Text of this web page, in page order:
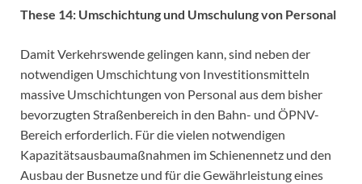
These 14: Umschichtung und Umschulung von Personal
Damit Verkehrswende gelingen kann, sind neben der
notwendigen Umschichtung von Investitionsmitteln
massive Umschichtungen von Personal aus dem bisher
bevorzugten Straßenbereich in den Bahn- und ÖPNV-
Bereich erforderlich. Für die vielen notwendigen
Kapazitätsausbaumaßnahmen im Schienennetz und den
Ausbau der Busnetze und für die Gewährleistung eines